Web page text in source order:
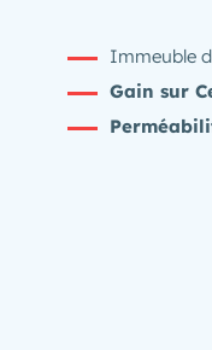
Immeuble
Gain sur